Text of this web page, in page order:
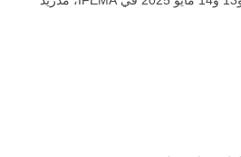
قدرة طائرة